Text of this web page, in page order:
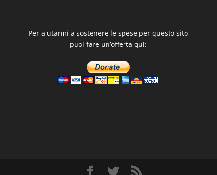
Per aiutarmi a sostenere le spese per questo sito
puoi fare un’offerta qui: